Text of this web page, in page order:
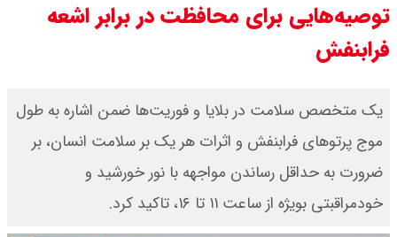
توصیه‌هایی برای محافظت در برابر اشعه
فرابنفش
یک متخصص سلامت در بلایا و فوریت‌ها ضمن اشاره به طول
موج پرتوهای فرابنفش و اثرات هر یک بر سلامت انسان، بر
ضرورت به حداقل رساندن مواجهه با نور خورشید و
خودمراقبتی بویژه از ساعت ۱۱ تا ۱۶، تاکید کرد.